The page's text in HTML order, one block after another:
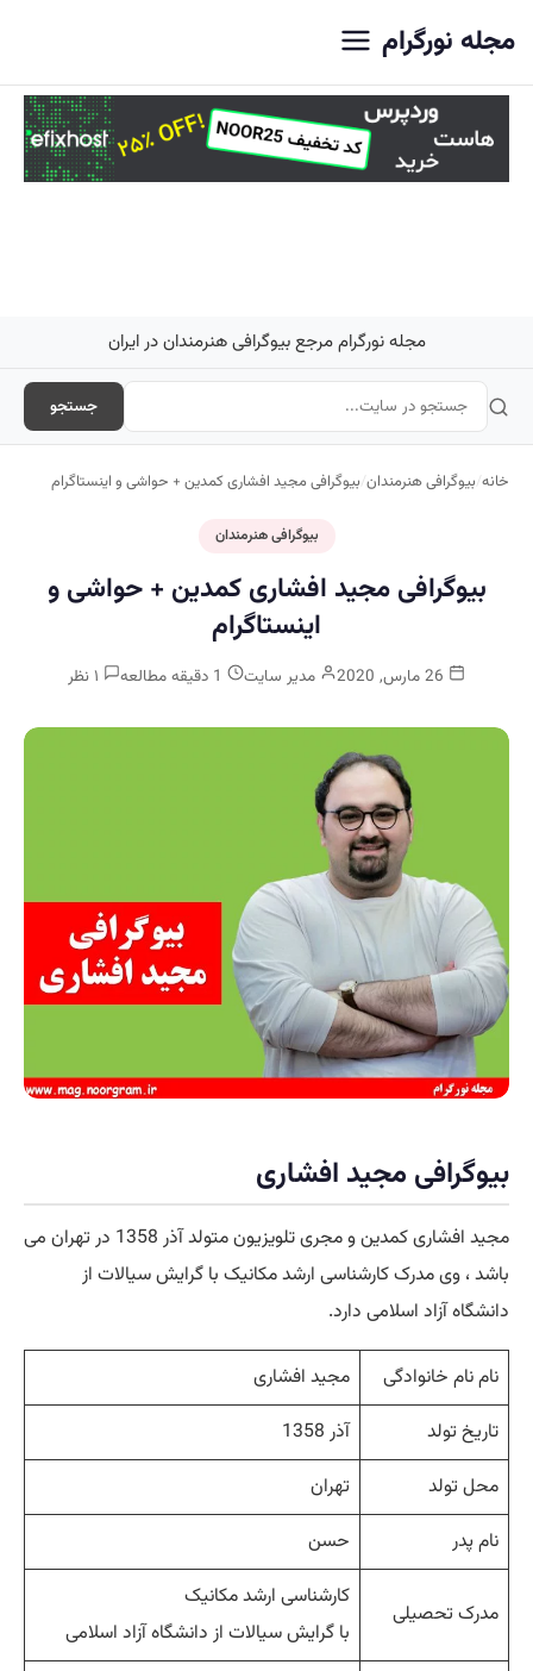
مجله نورگرام
مجله نورگرام مرجع بیوگرافی هنرمندان در ایران
جستجو
خانه/بیوگرافی هنرمندان/بیوگرافی مجید افشاری کمدین + حواشی و اینستاگرام
بیوگرافی هنرمندان
بیوگرافی مجید افشاری کمدین + حواشی و
اینستاگرام
مدیر سایت
بیوگرافی مجید افشاری
مجید افشاری کمدین و مجری تلویزیون متولد آذر 1358 در تهران می
باشد ، وی مدرک کارشناسی ارشد مکانیک با گرایش سیالات از
دانشگاه آزاد اسلامی دارد.
نام نام خانوادگی
مجید افشاری
تاریخ تولد
آذر 1358
محل تولد
تهران
نام پدر
حسن
مدرک تحصیلی
کارشناسی ارشد مکانیک
با گرایش سیالات از دانشگاه آزاد اسلامی